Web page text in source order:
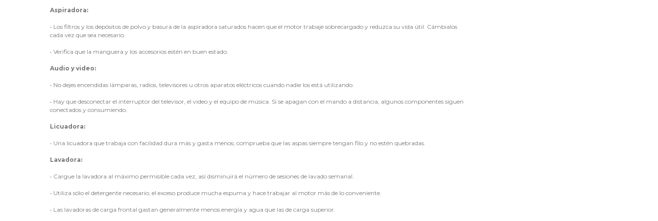
Aspiradora:
• Los filtros y los depósitos de polvo y basura de la aspiradora saturados hacen que el motor trabaje sobrecargado y reduzca su vida útil. Cámbialos
cada vez que sea necesario.
• Verifica que la manguera y los accesorios estén en buen estado.
Audio y video:
• No dejes encendidas lámparas, radios, televisores u otros aparatos eléctricos cuando nadie los está utilizando.
• Hay que desconectar el interruptor del televisor, el video y el equipo de música. Si se apagan con el mando a distancia, algunos componentes siguen
conectados y consumiendo.
Licuadora:
• Una licuadora que trabaja con facilidad dura más y gasta menos; comprueba que las aspas siempre tengan filo y no estén quebradas.
Lavadora:
• Cargue la lavadora al máximo permisible cada vez, así disminuirá el número de sesiones de lavado semanal.
• Utiliza sólo el detergente necesario; el exceso produce mucha espuma y hace trabajar al motor más de lo conveniente.
• Las lavadoras de carga frontal gastan generalmente menos energía y agua que las de carga superior.